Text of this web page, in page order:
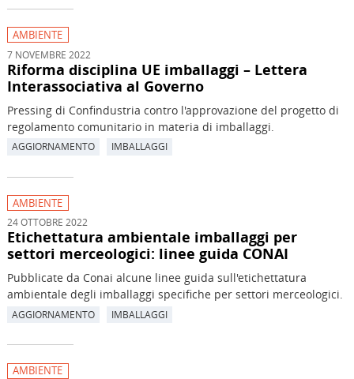
AMBIENTE
7 NOVEMBRE 2022
Riforma disciplina UE imballaggi – Lettera
Interassociativa al Governo
Pressing di Confindustria contro l'approvazione del progetto di
regolamento comunitario in materia di imballaggi.
AGGIORNAMENTO IMBALLAGGI
AMBIENTE
24 OTTOBRE 2022
Etichettatura ambientale imballaggi per
settori merceologici: linee guida CONAI
Pubblicate da Conai alcune linee guida sull'etichettatura
ambientale degli imballaggi specifiche per settori merceologici.
AGGIORNAMENTO IMBALLAGGI
AMBIENTE